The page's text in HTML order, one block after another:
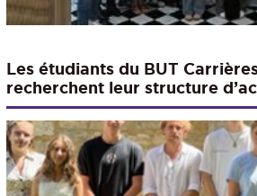
Les étudiants du BUT
recherchent leur structure
alternance pour les deux